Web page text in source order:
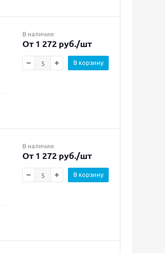
В наличии
От 1 272 руб./шт
В корзину
В наличии
От 1 272 руб./шт
В корзину